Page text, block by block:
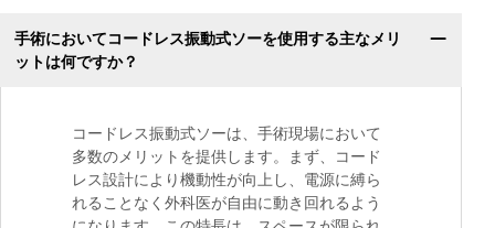
手術においてコードレス振動式ソーを使用する主なメリ
ットは何ですか？
コードレス振動式ソーは、手術現場において
多数のメリットを提供します。まず、コード
レス設計により機動性が向上し、電源に縛ら
れることなく外科医が自由に動き回れるよう